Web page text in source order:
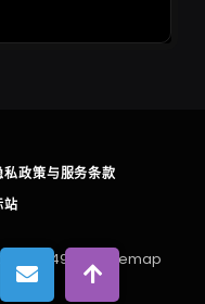
私政策与服务条款
站
2025204930号 sitemap